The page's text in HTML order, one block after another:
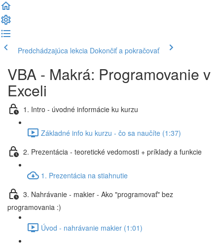
Predchádzajúca lekcia Dokončiť a pokračovať
VBA - Makrá: Programovanie v
Exceli
1. Intro - úvodné informácie ku kurzu
Základné info ku kurzu - čo sa naučíte (1:37)
2. Prezentácia - teoretické vedomosti + príklady a funkcie
1. Prezentácia na stiahnutie
3. Nahrávanie - makier - Ako "programovať" bez
programovania :)
Úvod - nahrávanie makier (1:01)